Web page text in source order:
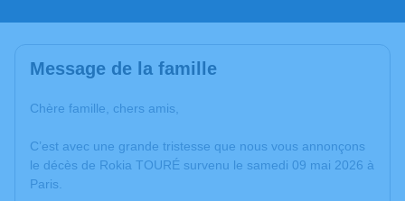
Message de la famille
Chère famille, chers amis,
C’est avec une grande tristesse que nous vous annonçons
le décès de Rokia TOURÉ survenu le samedi 09 mai 2026 à
Paris.